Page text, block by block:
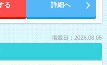
る 詳細へ
掲載日：2026.08.05